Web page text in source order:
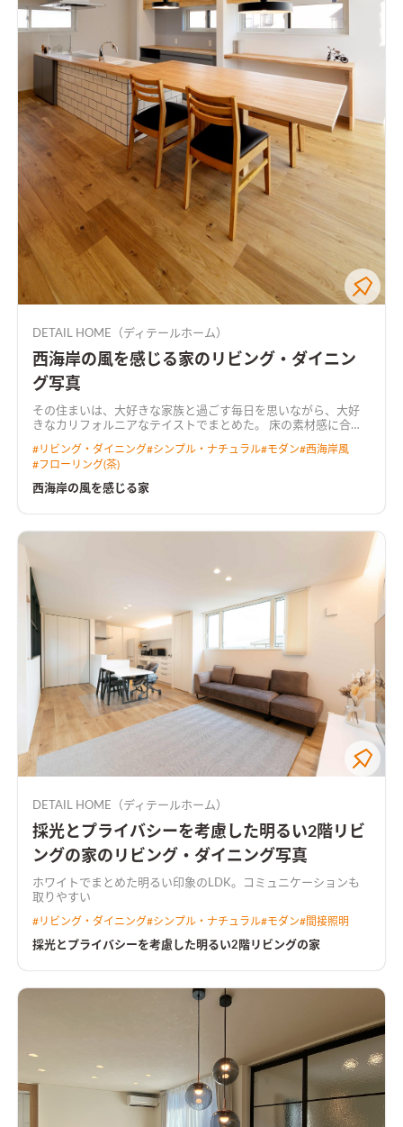
DETAIL HOME（ディテールホーム）
西海岸の風を感じる家のリビング・ダイニン
グ写真
その住まいは、大好きな家族と過ごす毎日を思いながら、大好
きなカリフォルニアなテイストでまとめた。 床の素材感に合わ
ーをいれながら。
#リビング・ダイニング#シンプル・ナチュラル#モダン#西海岸風
#フローリング(茶)
西海岸の風を感じる家
DETAIL HOME（ディテールホーム）
採光とプライバシーを考慮した明るい2階リビ
ングの家のリビング・ダイニング写真
ホワイトでまとめた明るい印象のLDK。コミュニケーションも
取りやすい
#リビング・ダイニング#シンプル・ナチュラル#モダン#間接照明
採光とプライバシーを考慮した明るい2階リビングの家